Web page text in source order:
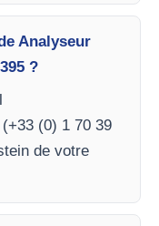
Analyseur
?
(0) 1 70 39
de votre